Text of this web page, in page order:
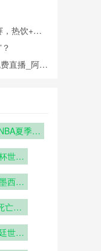
，热饮+毛
直播_阿根
夏季联
世界
持续性
墨西
球”狂
吧消
亡之
分组
世界